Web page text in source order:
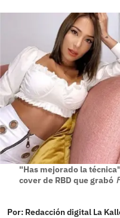
"Has mejorado la
cover de RBD que grabó
Por: Redacción digital La